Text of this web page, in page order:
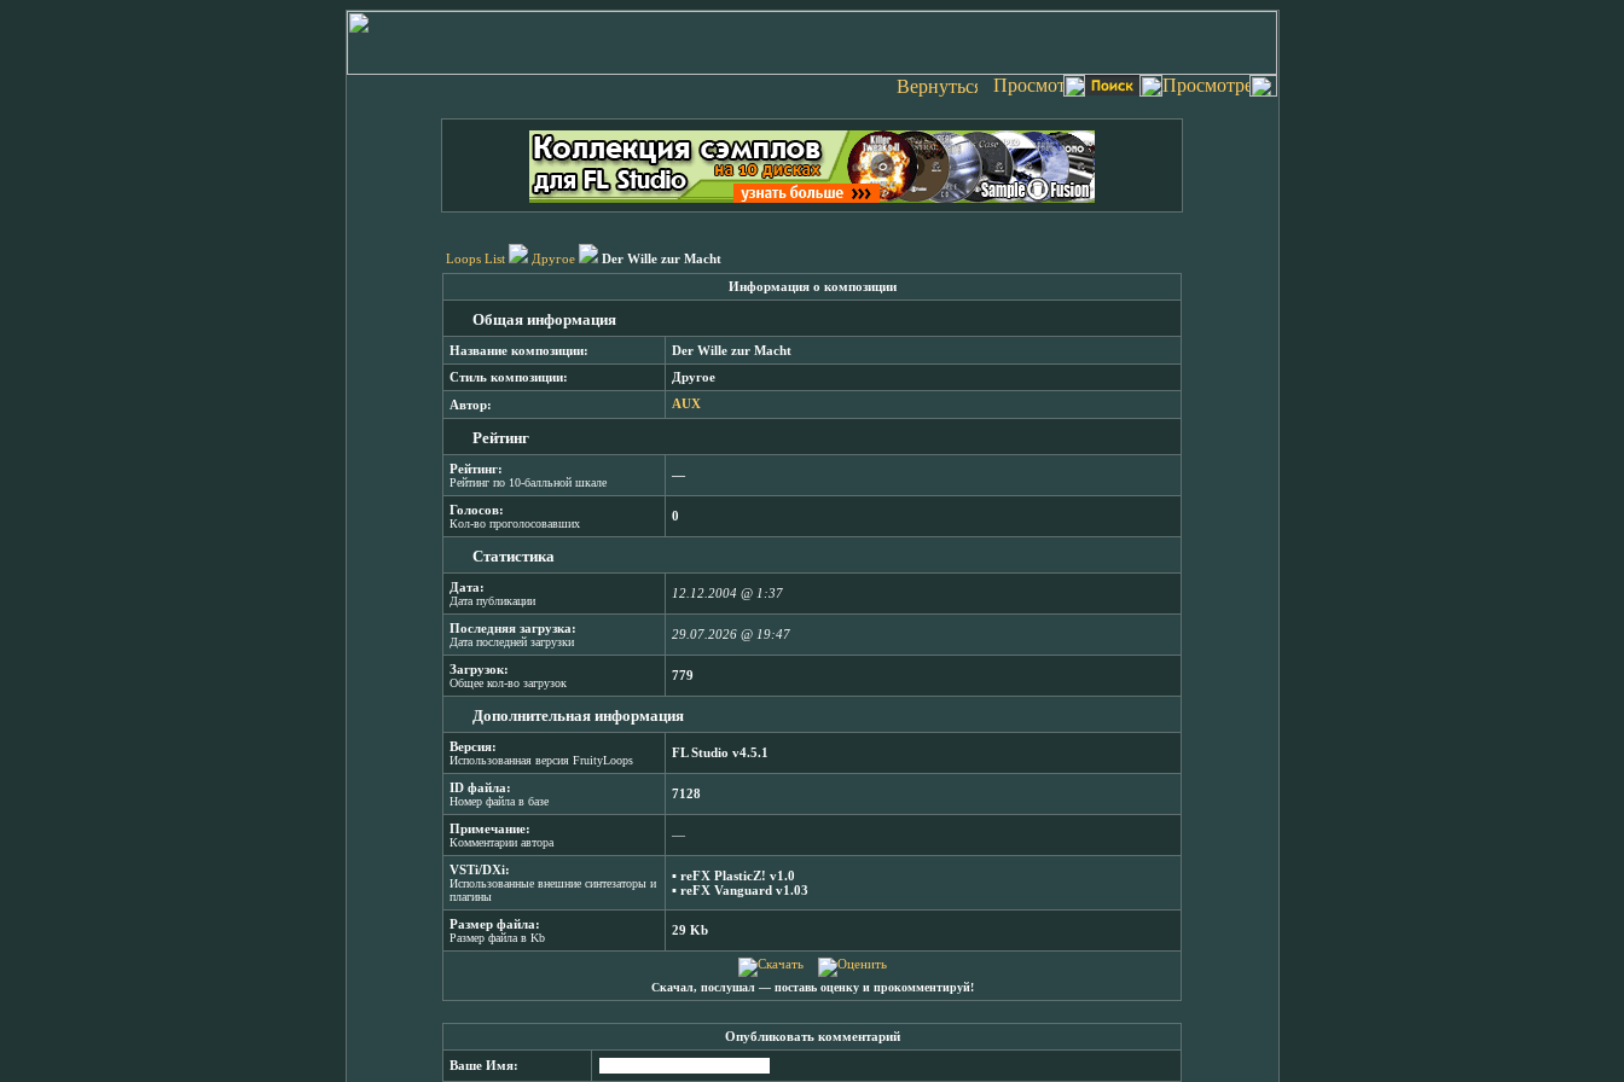
Loops List Другое Der Wille zur Macht
Информация о композиции
Общая информация
Название композиции: Der Wille zur Macht
Стиль композиции: Другое
Автор: AUX
Рейтинг
Рейтинг:
Рейтинг по 10-балльной шкале
―
Голосов:
Кол-во проголосовавших
0
Статистика
Дата:
Дата публикации
12.12.2004 @ 1:37
Последняя загрузка:
Дата последней загрузки
29.07.2026 @ 19:47
Загрузок:
Общее кол-во загрузок
779
Дополнительная информация
Версия:
Использованная версия FruityLoops
FL Studio v4.5.1
ID файла:
Номер файла в базе
7128
Примечание:
Комментарии автора
―
VSTi/DXi:
Использованные внешние синтезаторы и
плагины
▪ reFX PlasticZ! v1.0
▪ reFX Vanguard v1.03
Размер файла:
Размер файла в Kb
29 Kb
Скачал, послушал ― поставь оценку и прокомментируй!
Опубликовать комментарий
Ваше Имя: